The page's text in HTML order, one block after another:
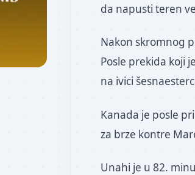
da napusti teren
Nakon skromnog
Posle prekida koji
na ivici
Kanada je posle
za brze kontre
Unahi je u 82.